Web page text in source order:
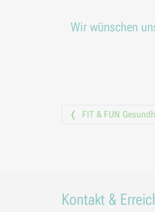
Wir wünschen
Vorheriger Beitrag
FIT & FUN
Kontakt &